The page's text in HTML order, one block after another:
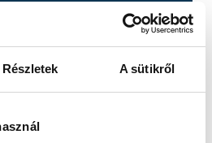
Részletek A sütikről
még
– Felber
a föld
múltról